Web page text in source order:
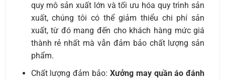
quy mô sản xuất lớn và tối ưu hóa quy trình sản
xuất, chúng tôi có thể giảm thiểu chi phí sản
xuất, từ đó mang đến cho khách hàng mức giá
thành rẻ nhất mà vẫn đảm bảo chất lượng sản
phẩm.
Chất lượng đảm bảo: Xưởng may quần áo đánh